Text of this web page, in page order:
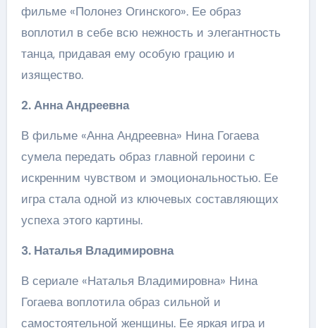
фильме «Полонез Огинского». Ее образ
воплотил в себе всю нежность и элегантность
танца, придавая ему особую грацию и
изящество.
2. Анна Андреевна
В фильме «Анна Андреевна» Нина Гогаева
сумела передать образ главной героини с
искренним чувством и эмоциональностью. Ее
игра стала одной из ключевых составляющих
успеха этого картины.
3. Наталья Владимировна
В сериале «Наталья Владимировна» Нина
Гогаева воплотила образ сильной и
самостоятельной женщины. Ее яркая игра и